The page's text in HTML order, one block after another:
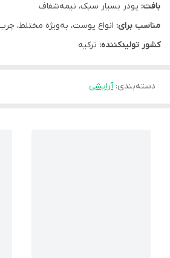
بافت: پودر بسیار سبک، نیمه‌شفاف
مناسب برای: انواع پوست، به‌ویژه مختلط،
کشور تولیدکننده: ترکیه
دسته‌بندی:آرایشی